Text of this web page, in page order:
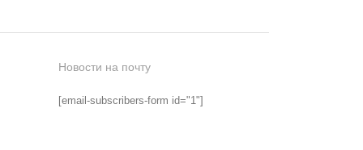
Новости на почту
[email-subscribers-form id="1"]